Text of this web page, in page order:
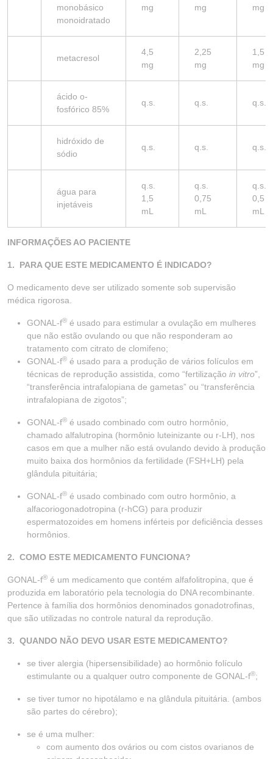
monobásico
monoidratado
mg
mg
mg
metacresol
4,5
mg
2,25
mg
1,5
mg
ácido o-
fosfórico 85%
q.s. q.s. q.s.
hidróxido de
sódio
q.s. q.s. q.s.
água para
injetáveis
q.s.
1,5
mL
q.s.
0,75
mL
q.s.
0,5
mL
INFORMAÇÕES AO PACIENTE
1. PARA QUE ESTE MEDICAMENTO É INDICADO?
O medicamento deve ser utilizado somente sob supervisão
médica rigorosa.
GONAL-f® é usado para estimular a ovulação em mulheres
que não estão ovulando ou que não responderam ao
tratamento com citrato de clomifeno;
GONAL-f® é usado para a produção de vários folículos em
técnicas de reprodução assistida, como “fertilização in vitro”,
“transferência intrafalopiana de gametas” ou “transferência
intrafalopiana de zigotos”;
GONAL-f® é usado combinado com outro hormônio,
chamado alfalutropina (hormônio luteinizante ou r-LH), nos
casos em que a mulher não está ovulando devido à produção
muito baixa dos hormônios da fertilidade (FSH+LH) pela
glândula pituitária;
GONAL-f® é usado combinado com outro hormônio, a
alfacoriogonadotropina (r-hCG) para produzir
espermatozoides em homens inférteis por deficiência desses
hormônios.
2. COMO ESTE MEDICAMENTO FUNCIONA?
GONAL-f® é um medicamento que contém alfafolitropina, que é
produzida em laboratório pela tecnologia do DNA recombinante.
Pertence à família dos hormônios denominados gonadotrofinas,
que são utilizadas no controle natural da reprodução.
3. QUANDO NÃO DEVO USAR ESTE MEDICAMENTO?
se tiver alergia (hipersensibilidade) ao hormônio folículo
estimulante ou a qualquer outro componente de GONAL-f®;
se tiver tumor no hipotálamo e na glândula pituitária. (ambos
são partes do cérebro);
se é uma mulher:
com aumento dos ovários ou com cistos ovarianos de